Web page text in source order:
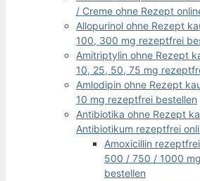
/ Creme ohne Rezept
Allopurinol ohne Rezept
100, 300 mg rezeptfrei
Amitriptylin ohne Rezept
10, 25, 50, 75 mg
Amlodipin ohne Rezept
10 mg rezeptfrei bestellen
Antibiotika ohne Rezept
Antibiotikum rezeptfrei
Amoxicillin
500 / 750 / 1000
bestellen